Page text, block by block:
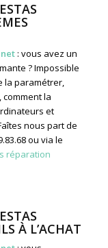
: vous avez un
? Impossible
la paramétrer,
comment la
et
nous part de
ou via le
réparation
À L’ACHAT